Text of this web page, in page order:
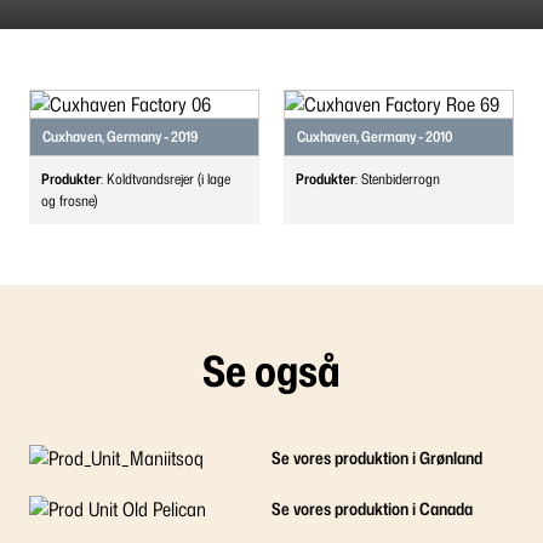
Cuxhaven, Germany - 2019
Produkter: Koldtvandsrejer (i lage
og frosne)
Cuxhaven, Germany - 2010
Produkter: Stenbiderrogn
Se også
Se vores produktion i Grønland
Se vores produktion i Canada